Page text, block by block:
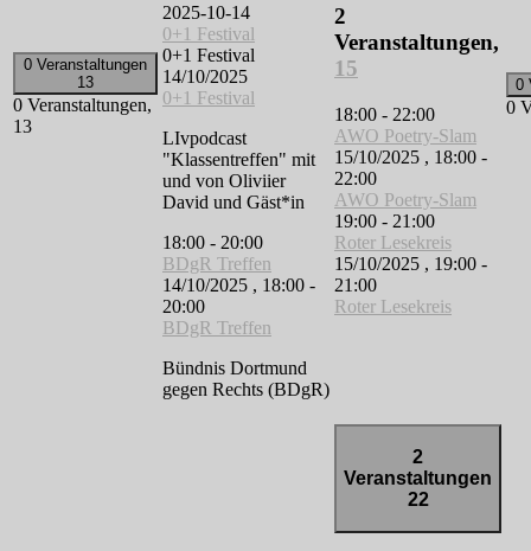
0 Veranstaltungen
13
0 Veranstaltungen,
13
2025-10-14
0+1 Festival
0+1 Festival
14/10/2025
0+1 Festival
LIvpodcast
"Klassentreffen" mit
und von Oliviier
David und Gäst*in
18:00 - 20:00
BDgR Treffen
14/10/2025 , 18:00 -
20:00
BDgR Treffen
Bündnis Dortmund
gegen Rechts (BDgR)
2
Veranstaltungen,
15
18:00 - 22:00
AWO Poetry-Slam
15/10/2025 , 18:00 -
22:00
AWO Poetry-Slam
19:00 - 21:00
Roter Lesekreis
15/10/2025 , 19:00 -
21:00
Roter Lesekreis
0
0
2
Veranstaltungen
22